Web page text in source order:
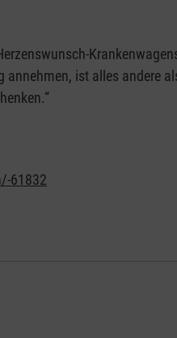
ist alles andere
61832